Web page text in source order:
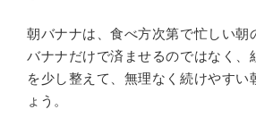
朝バナナは、食べ方次第で忙しい朝
バナナだけで済ませるのではなく、
を少し整えて、無理なく続けやすい
ょう。